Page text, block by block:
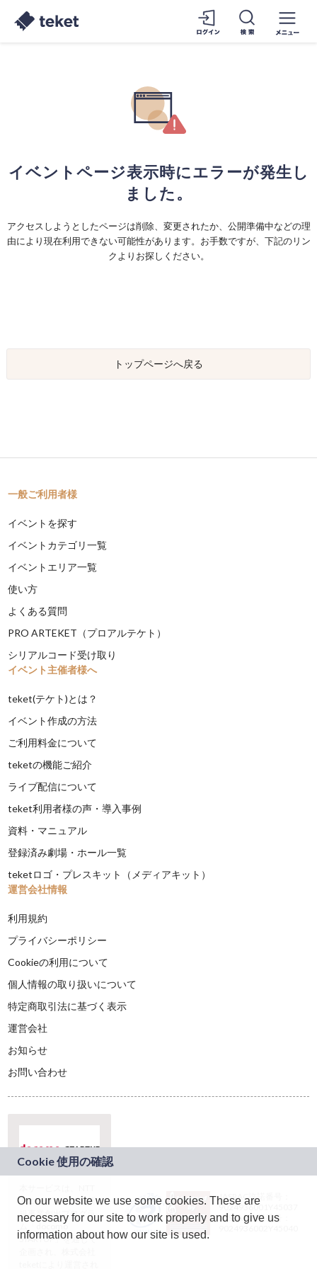
イベントページ表示時にエラーが発生し
ました。
アクセスしようとしたページは削除、変更されたか、公開準備中などの理
由により現在利用できない可能性があります。お手数ですが、下記のリン
クよりお探しください。
トップページへ戻る
一般ご利用者様
イベントを探す
イベントカテゴリ一覧
イベントエリア一覧
使い方
よくある質問
PRO ARTEKET（プロアルテケト）
シリアルコード受け取り
イベント主催者様へ
teket(テケト)とは？
イベント作成の方法
ご利用料金について
teketの機能ご紹介
ライブ配信について
teket利用者様の声・導入事例
資料・マニュアル
登録済み劇場・ホール一覧
teketロゴ・プレスキット（メディアキット）
運営会社情報
利用規約
プライバシーポリシー
Cookieの利用について
個人情報の取り扱いについて
特定商取引法に基づく表示
運営会社
お知らせ
お問い合わせ
ドコモグループの新
規事業創出プログラ
ム「docomo
STARTUP」を通じて
JASRAC許諾番号：
9024936001Y45037
JASRAC許諾番号：
On our website we use some cookies. These are
necessary for our site to work properly and to give us
information about how our site is used.